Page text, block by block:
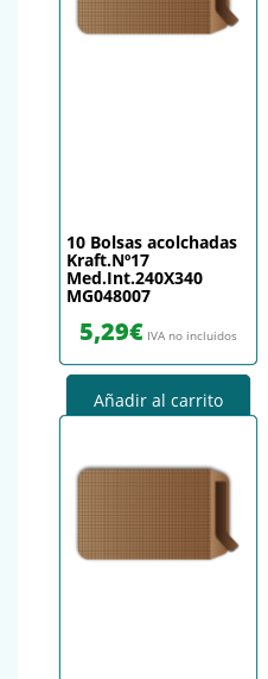
10 Bolsas acolchadas
Kraft.Nº17
Med.Int.240X340
MG048007
5,29€ IVA no incluidos
Añadir al carrito